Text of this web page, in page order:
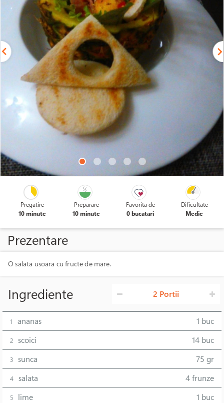
Pregatire
10 minute
Preparare
10 minute
Favorita de
0 bucatari
Dificultate
Medie
Prezentare
O salata usoara cu fructe de mare.
Ingrediente 2 Portii
1 ananas 1 buc
2 scoici 14 buc
3 sunca 75 gr
4 salata 4 frunze
5 lime 1 buc